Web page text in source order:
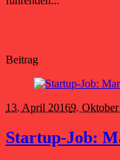
Beitrag
13. April 20169.
Startup-Job: